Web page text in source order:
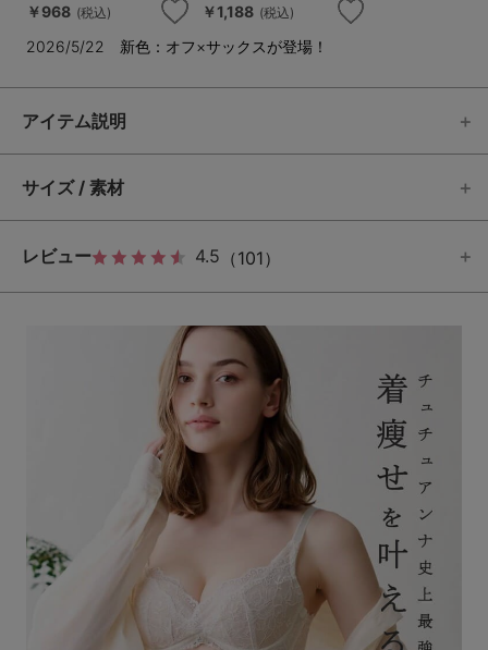
￥968 (税込) ￥1,188 (税込)
2026/5/22 新色：オフ×サックスが登場！
アイテム説明
サイズ / 素材
レビュー 4.5 （101）